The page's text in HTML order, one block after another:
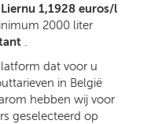
1,1928 euros/l
2000 liter
.
dat voor u
in België
hebben wij voor
geselecteerd op